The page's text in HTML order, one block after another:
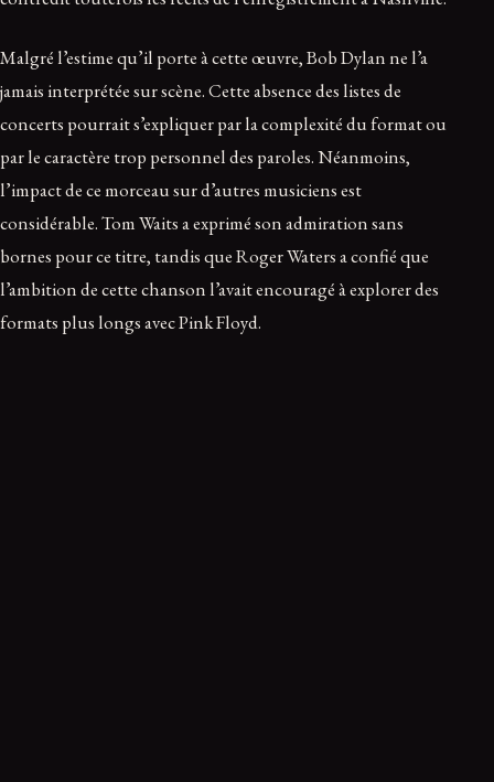
Malgré l’estime qu’il porte à cette œuvre, Bob Dylan ne l’a
jamais interprétée sur scène. Cette absence des listes de
concerts pourrait s’expliquer par la complexité du format ou
par le caractère trop personnel des paroles. Néanmoins,
l’impact de ce morceau sur d’autres musiciens est
considérable. Tom Waits a exprimé son admiration sans
bornes pour ce titre, tandis que Roger Waters a confié que
l’ambition de cette chanson l’avait encouragé à explorer des
formats plus longs avec Pink Floyd.